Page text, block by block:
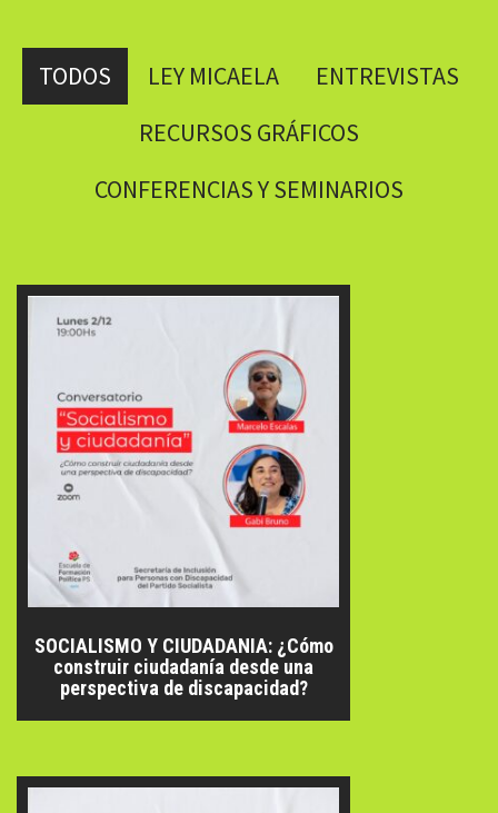
TODOS LEY MICAELA
ENTREVISTAS
RECURSOS GRÁFICOS
CONFERENCIAS Y SEMINARIOS
SOCIALISMO Y CIUDADANIA: ¿Cómo
construir ciudadanía desde una
perspectiva de discapacidad?